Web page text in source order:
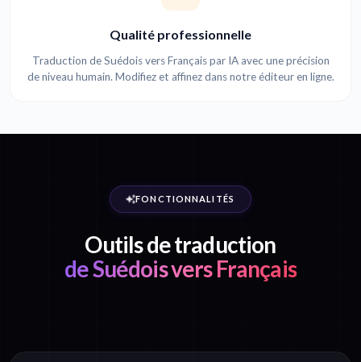
Qualité professionnelle
Traduction de Suédois vers Français par IA avec une précision
de niveau humain. Modifiez et affinez dans notre éditeur en ligne.
FONCTIONNALITÉS
Outils de traduction
de Suédois vers Français